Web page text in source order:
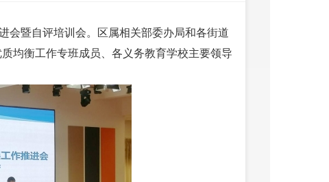
会暨自评培训会。区属相关部委办局和各街道
均衡工作专班成员、各义务教育学校主要领导